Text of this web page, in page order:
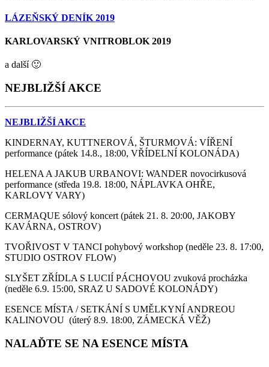
LÁZEŇSKÝ DENÍK 2019
KARLOVARSKÝ VNITROBLOK 2019
a další 🙂
NEJBLIŽŠÍ AKCE
NEJBLIŽŠÍ AKCE
KINDERNAY, KUTTNEROVÁ, ŠTURMOVÁ: VÍŘENÍ
performance (pátek 14.8., 18:00, VŘÍDELNÍ KOLONÁDA)
HELENA A JAKUB URBANOVI: WANDER novocirkusová
performance (středa 19.8. 18:00, NÁPLAVKA OHŘE,
KARLOVY VARY)
CERMAQUE sólový koncert (pátek 21. 8. 20:00, JAKOBY
KAVÁRNA, OSTROV)
TVOŘIVOST V TANCI pohybový workshop (neděle 23. 8. 17:00,
STUDIO OSTROV FLOW)
SLYŠET ZŘÍDLA S LUCIÍ PÁCHOVOU zvuková procházka
(neděle 6.9. 15:00, SRAZ U SADOVÉ KOLONÁDY)
ESENCE MÍSTA / SETKÁNÍ S UMĚLKYNÍ ANDREOU
KALINOVOU (úterý 8.9. 18:00, ZÁMECKÁ VĚŽ)
NALAĎTE SE NA ESENCE MÍSTA